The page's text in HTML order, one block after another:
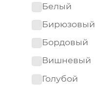
Белый
Бирюзовый
Бордовый
Вишневый
Голубой